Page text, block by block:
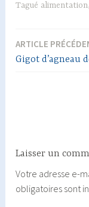
Tagué alimentation,
Navigation
de
ARTICLE
Gigot d’agneau
Laisser un
Votre adresse e-
obligatoires sont